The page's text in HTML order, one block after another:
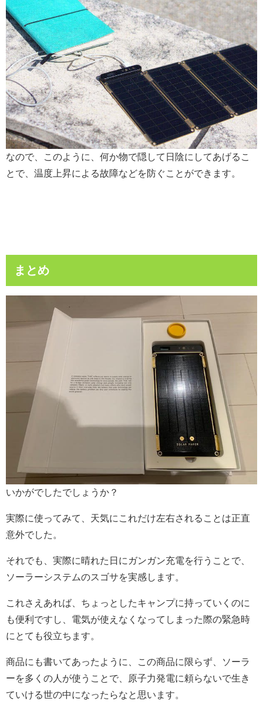
なので、このように、何か物で隠して日陰にしてあげるこ
とで、温度上昇による故障などを防ぐことができます。
まとめ
いかがでしたでしょうか？
実際に使ってみて、天気にこれだけ左右されることは正直
意外でした。
それでも、実際に晴れた日にガンガン充電を行うことで、
ソーラーシステムのスゴサを実感します。
これさえあれば、ちょっとしたキャンプに持っていくのに
も便利ですし、電気が使えなくなってしまった際の緊急時
にとても役立ちます。
商品にも書いてあったように、この商品に限らず、ソーラ
ーを多くの人が使うことで、原子力発電に頼らないで生き
ていける世の中になったらなと思います。